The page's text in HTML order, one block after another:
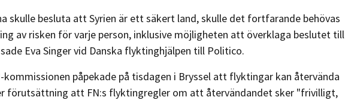
skulle besluta att Syrien är ett säkert land, skulle det fortfarande behövas
av risken för varje person, inklusive möjligheten att överklaga beslutet till
Eva Singer vid Danska flyktinghjälpen till Politico.
kommissionen påpekade på tisdagen i Bryssel att flyktingar kan återvända
förutsättning att FN:s flyktingregler om att återvändandet sker "frivilligt,